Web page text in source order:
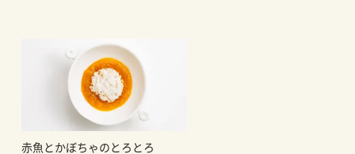
赤魚とかぼちゃのとろとろ